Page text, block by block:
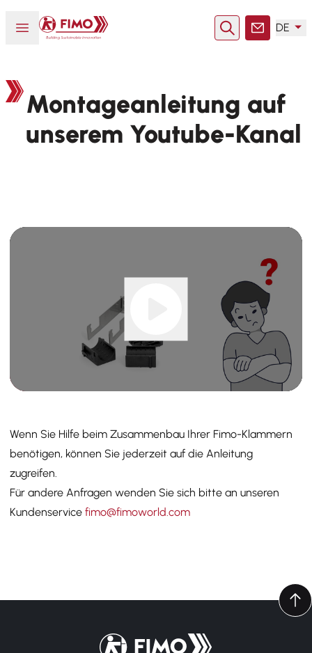
Menü öffnen oder schließen
Zurück zur Startseite
SucheKontakt
DE
Montageanleitung auf
unserem Youtube-Kanal
Wenn Sie Hilfe beim Zusammenbau Ihrer Fimo-Klammern
benötigen, können Sie jederzeit auf die Anleitung
zugreifen.
Für andere Anfragen wenden Sie sich bitte an unseren
Kundenservice fimo@fimoworld.com
Zurück zur Startseite